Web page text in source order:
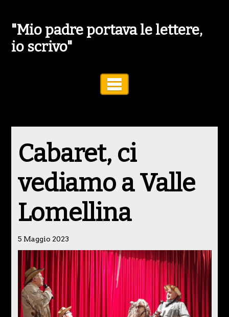
"Mio padre portava le lettere,
io scrivo"
Cabaret, ci
vediamo a Valle
Lomellina
5 Maggio 2023